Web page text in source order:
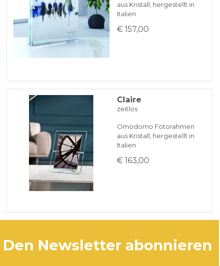
aus Kristall, hergestellt in
Italien
€ 157,00
Claire
zeitlos
Omodomo Fotorahmen
aus Kristall, hergestellt in
Italien
€ 163,00
den Newsletter abonnieren